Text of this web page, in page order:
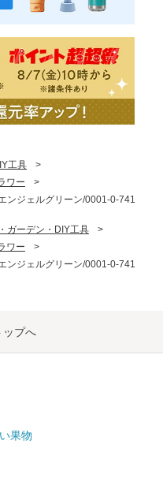
工具
>
ワー
>
ンジェルグリーン/0001-0-741
ガーデン・DIY工具
>
ワー
>
ンジェルグリーン/0001-0-741
ップへ
果物